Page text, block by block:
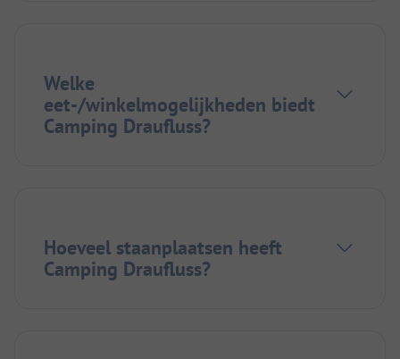
Welke
eet-/winkelmogelijkheden biedt
Camping Draufluss?
Hoeveel staanplaatsen heeft
Camping Draufluss?